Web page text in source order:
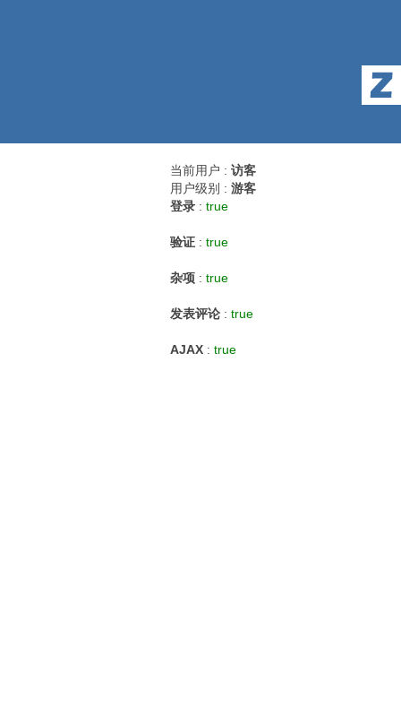
当前用户 : 访客
用户级别 : 游客
登录 : true
验证 : true
杂项 : true
发表评论 : true
AJAX : true